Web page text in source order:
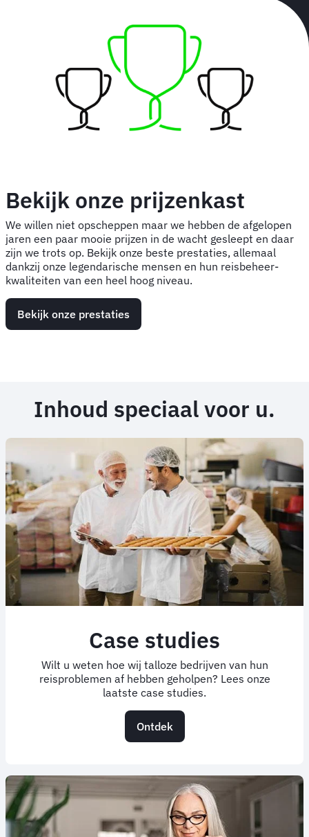
Bekijk onze prijzenkast
We willen niet opscheppen maar we hebben de afgelopen
jaren een paar mooie prijzen in de wacht gesleept en daar
zijn we trots op. Bekijk onze beste prestaties, allemaal
dankzij onze legendarische mensen en hun reisbeheer-
kwaliteiten van een heel hoog niveau.
Bekijk onze prestaties
Inhoud speciaal voor u.
Case studies
Wilt u weten hoe wij talloze bedrijven van hun
reisproblemen af hebben geholpen? Lees onze
laatste case studies.
Ontdek